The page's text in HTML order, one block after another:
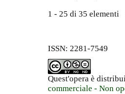
1 - 25 di 35 elementi
ISSN: 2281-7549
Quest'opera è
commerciale - Non